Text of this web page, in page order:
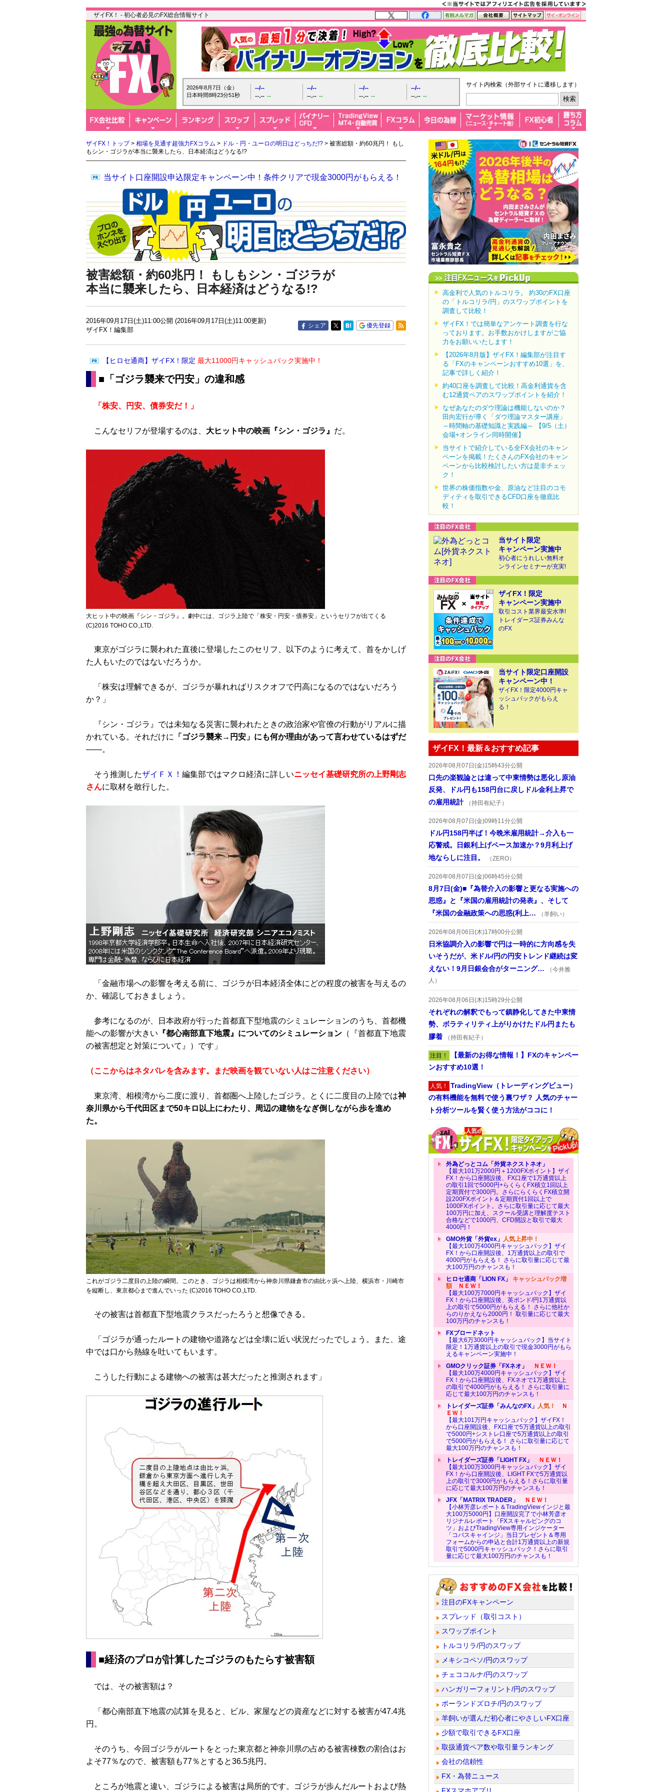
ザイFX！ - 初心者必見のFX総合情報サイト
2026年8月7日（金）
日本時間8時23分52秒
--/--
--.-- --
--/--
--.-- --
--/--
--.-- --
--/--
--.-- --
サイト内検索（外部サイトに遷移します）
ザイFX！トップ> 相場を見通す超強力FXコラム > ドル・円・ユーロの明日はどっちだ!? > 被害総額・約60兆円！ もし
もシン・ゴジラが本当に襲来したら、日本経済はどうなる!?
当サイト口座開設申込限定キャンペーン中！条件クリアで現金3000円がもらえる！
被害総額・約60兆円！ もしもシン・ゴジラが
本当に襲来したら、日本経済はどうなる!?
2016年09月17日(土)11:00公開 (2016年09月17日(土)11:00更新)
ザイFX！編集部
シェア 優先登録
【ヒロセ通商】ザイFX！限定 最大11000円キャッシュバック実施中！
■「ゴジラ襲来で円安」の違和感
「株安、円安、債券安だ！」
こんなセリフが登場するのは、 大ヒット中の映画『シン・ゴジラ』 だ。
大ヒット中の映画『シン・ゴジラ』。劇中には、ゴジラ上陸で「株安・円安・債券安」というセリフが出てくる
(C)2016 TOHO CO.,LTD.
東京がゴジラに襲われた直後に登場したこのセリフ、以下のように考えて、首をかしげ
た人もいたのではないだろうか。
「株安は理解できるが、ゴジラが暴れればリスクオフで円高になるのではないだろう
か？」
『シン・ゴジラ』では未知なる災害に襲われたときの政治家や官僚の行動がリアルに描
かれている。それだけに
「ゴジラ襲来→円安」にも何か理由があって言わせているはずだ
――。
そう推測したザイＦＸ！ 編集部ではマクロ経済に詳しいニッセイ基礎研究所の上野剛志
さんに取材を敢行した。
「金融市場への影響を考える前に、ゴジラが日本経済全体にどの程度の被害を与えるの
か、確認しておきましょう。
参考になるのが、日本政府が行った首都直下型地震のシミュレーションのうち、首都機
能への影響が大きい 『都心南部直下地震』についてのシミュレーション （『首都直下地震
の被害想定と対策について』）です」
（ここからはネタバレを含みます。まだ映画を観ていない人はご注意ください）
東京湾、相模湾から二度に渡り、首都圏へ上陸したゴジラ。とくに二度目の上陸では神
奈川県から千代田区まで50キロ以上にわたり、周辺の建物をなぎ倒しながら歩を進め
た。
これがゴジラ二度目の上陸の瞬間。このとき、ゴジラは相模湾から神奈川県鎌倉市の由比ヶ浜へ上陸、横浜市・川崎市
を縦断し、東京都心まで進んでいった (C)2016 TOHO CO.,LTD.
その被害は首都直下型地震クラスだったろうと想像できる。
「ゴジラが通ったルートの建物や道路などは全壊に近い状況だったでしょう。また、途
中では口から熱線を吐いてもいます。
こうした行動による建物への被害は甚大だったと推測されます」
■経済のプロが計算したゴジラのもたらす被害額
では、その被害額は？
「都心南部直下地震の試算を見ると、ビル、家屋などの資産などに対する被害が47.4兆
円。
そのうち、今回ゴジラがルートをとった東京都と神奈川県の占める被害棟数の割合はお
よそ77％なので、被害額も77％とすると36.5兆円。
ところが地震と違い、ゴジラによる被害は局所的です。ゴジラが歩んだルートおよび熱
高金利で人気のトルコリラ。 約30のFX口座
の「トルコリラ/円」のスワップポイントを
調査して比較！
ザイFX！では簡単なアンケート調査を行な
っております。お手数おかけしますがご協
力をお願いいたします！
【2026年8月版】ザイFX！編集部が注目す
る「FXのキャンペーンおすすめ10選」を、
記事で詳しく紹介！
約40口座を調査して比較！高金利通貨を含
む12通貨ペアのスワップポイントを紹介！
なぜあなたのダウ理論は機能しないのか？
田向宏行が導く「ダウ理論マスター講座」
～時間軸の基礎知識と実践編～ 【9/5（土）
会場+オンライン同時開催】
当サイトで紹介している全FX会社のキャン
ペーンを掲載！たくさんのFX会社のキャン
ペーンから比較検討したい方は是非チェッ
ク！
世界の株価指数や金、原油など注目のコモ
ディティを取引できるCFD口座を徹底比
較！
当サイト限定
キャンペーン実施中
初心者にうれしい無料オ
ンラインセミナーが充実!
ザイFX！限定
キャンペーン実施中
取引コスト業界最安水準!
トレイダーズ証券みんな
のFX
当サイト限定口座開設
キャンペーン中！
ザイFX！限定4000円キャ
ッシュバックがもらえ
る！
ザイFX！最新＆おすすめ記事
2026年08月07日(金)15時43分公開
口先の楽観論とは違って中東情勢は悪化し原油
反発、ドル円も158円台に戻しドル金利上昇で
の雇用統計
（持田有紀子）
2026年08月07日(金)09時11分公開
ドル円158円半ば！今晩米雇用統計→介入も一
応警戒。日銀利上げペース加速か？9月利上げ
地ならしに注目。
（ZERO）
2026年08月07日(金)06時45分公開
8月7日(金)■『為替介入の影響と更なる実施への
思惑』と『米国の雇用統計の発表』、そして
『米国の金融政策への思惑(利上…
（羊飼い）
2026年08月06日(木)17時00分公開
日米協調介入の影響で円は一時的に方向感を失
いそうだが、米ドル/円の円安トレンド継続は変
えない！9月日銀会合がターニング…
（今井雅
人）
2026年08月06日(木)15時29分公開
それぞれの解釈でもって鎮静化してきた中東情
勢、ボラティリティ上がりかけたドル円またも
膠着
（持田有紀子）
注目！ 【最新のお得な情報！】FXのキャンペー
ンおすすめ10選！
人気！ TradingView（トレーディングビュー）
の有料機能を無料で使う裏ワザ？ 人気のチャー
ト分析ツールを賢く使う方法がココに！
外為どっとコム「外貨ネクストネオ」
【最大101万2000円＋1200FXポイント】ザイ
FX！から口座開設後、FX口座で1万通貨以上
の取引1回で5000円+らくらくFX積立1回以上
定期買付で3000円。さらにらくらくFX積立開
設200FXポイント＆定期買付1回以上で
1000FXポイント。さらに取引量に応じて最大
100万円に加え、スクール受講と理解度テスト
合格などで1000円、CFD開設と取引で最大
4000円！
GMO外貨「外貨ex」 人気上昇中！
【最大100万4000円キャッシュバック】ザイ
FX！から口座開設後、1万通貨以上の取引で
4000円がもらえる！ さらに取引量に応じて最
大100万円のチャンスも！
ヒロセ通商「LION FX」 キャッシュバック増
額ＮＥＷ！
【最大100万7000円キャッシュバック】ザイ
FX！から口座開設後、英ポンド/円1万通貨以
上の取引で5000円がもらえる！ さらに他社か
らのりかえなら2000円！ 取引量に応じて最大
100万円のチャンスも！
FXブロードネット
【最大6万3000円キャッシュバック】当サイト
限定！1万通貨以上の取引で現金3000円がもら
えるキャンペーン実施中！
GMOクリック証券「FXネオ」
ＮＥＷ！
【最大100万4000円キャッシュバック】ザイ
FX！から口座開設後、FXネオで1万通貨以上
の取引で4000円がもらえる！ さらに取引量に
応じて最大100万円のチャンスも！
トレイダーズ証券「みんなのFX」 人気！
Ｎ
ＥＷ！
【最大101万円キャッシュバック】ザイFX！
から口座開設後、FX口座で5万通貨以上の取引
で5000円+シストレ口座で5万通貨以上の取引
で5000円がもらえる！ さらに取引量に応じて
最大100万円のチャンスも！
トレイダーズ証券「LIGHT FX」
ＮＥＷ！
【最大100万3000円キャッシュバック】ザイ
FX！から口座開設後、LIGHT FXで5万通貨以
上の取引で3000円がもらえる！さらに取引量
に応じて最大100万円のチャンスも！
JFX「MATRIX TRADER」
ＮＥＷ！
【小林芳彦レポート＆TradingViewインジと最
大100万5000円】口座開設完了で小林芳彦オ
リジナルレポート「FXスキャルピングのコ
ツ」およびTradingView専用インジケーター
「コバスキャインジ」当日プレゼント＆専用
フォームからの申込と合計1万通貨以上の新規
取引で5000円キャッシュバック！さらに取引
量に応じて最大100万円のチャンスも！
注目のFXキャンペーン
スプレッド（取引コスト）
スワップポイント
トルコリラ/円のスワップ
メキシコペソ/円のスワップ
チェココルナ/円のスワップ
ハンガリーフォリント/円のスワップ
ポーランドズロチ/円のスワップ
羊飼いが選んだ初心者にやさしいFX口座
少額で取引できるFX口座
取扱通貨ペア数や取引量ランキング
会社の信頼性
FX・為替ニュース